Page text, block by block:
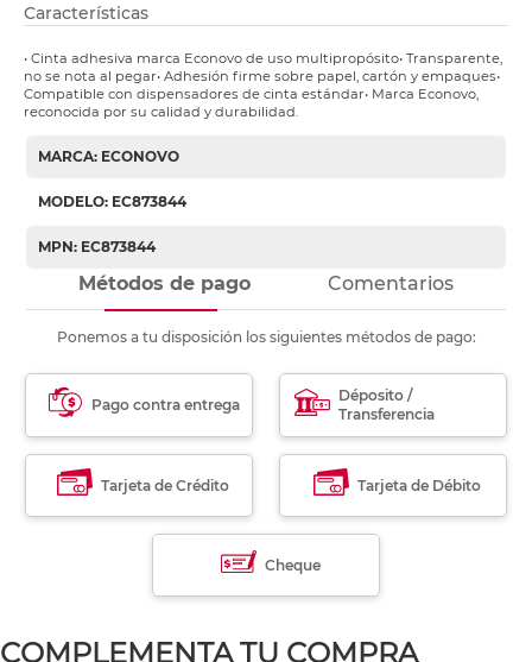
Características
• Cinta adhesiva marca Econovo de uso multipropósito• Transparente,
no se nota al pegar• Adhesión firme sobre papel, cartón y empaques•
Compatible con dispensadores de cinta estándar• Marca Econovo,
reconocida por su calidad y durabilidad.
MARCA: ECONOVO
MODELO: EC873844
MPN: EC873844
Métodos de pago Comentarios
Ponemos a tu disposición los siguientes métodos de pago:
Pago contra entrega
Déposito /
Transferencia
Tarjeta de Crédito Tarjeta de Débito
Cheque
COMPLEMENTA TU COMPRA